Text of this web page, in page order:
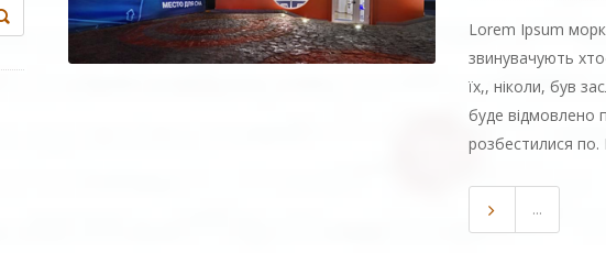
Lorem Ipsum
звинувачують
їх,, ніколи, був
буде відмовлено
розбестилися по.
...